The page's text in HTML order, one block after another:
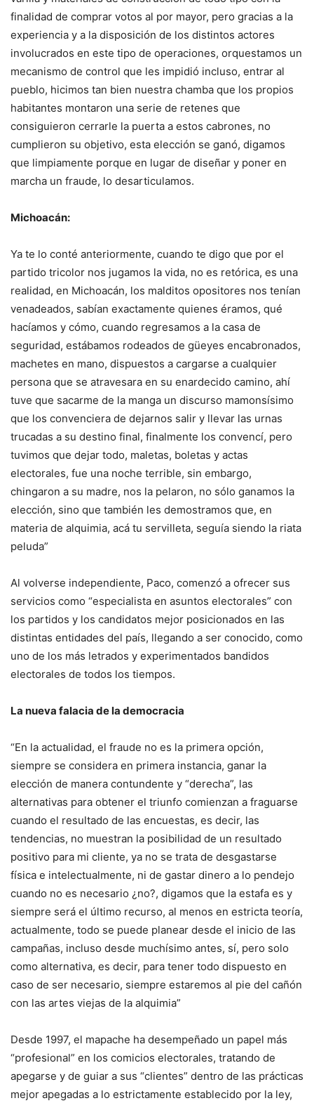
finalidad de comprar votos al por mayor, pero gracias a la
experiencia y a la disposición de los distintos actores
involucrados en este tipo de operaciones, orquestamos un
mecanismo de control que les impidió incluso, entrar al
pueblo, hicimos tan bien nuestra chamba que los propios
habitantes montaron una serie de retenes que
consiguieron cerrarle la puerta a estos cabrones, no
cumplieron su objetivo, esta elección se ganó, digamos
que limpiamente porque en lugar de diseñar y poner en
marcha un fraude, lo desarticulamos.
Michoacán:
Ya te lo conté anteriormente, cuando te digo que por el
partido tricolor nos jugamos la vida, no es retórica, es una
realidad, en Michoacán, los malditos opositores nos tenían
venadeados, sabían exactamente quienes éramos, qué
hacíamos y cómo, cuando regresamos a la casa de
seguridad, estábamos rodeados de güeyes encabronados,
machetes en mano, dispuestos a cargarse a cualquier
persona que se atravesara en su enardecido camino, ahí
tuve que sacarme de la manga un discurso mamonsísimo
que los convenciera de dejarnos salir y llevar las urnas
trucadas a su destino final, finalmente los convencí, pero
tuvimos que dejar todo, maletas, boletas y actas
electorales, fue una noche terrible, sin embargo,
chingaron a su madre, nos la pelaron, no sólo ganamos la
elección, sino que también les demostramos que, en
materia de alquimia, acá tu servilleta, seguía siendo la riata
peluda”
Al volverse independiente, Paco, comenzó a ofrecer sus
servicios como “especialista en asuntos electorales” con
los partidos y los candidatos mejor posicionados en las
distintas entidades del país, llegando a ser conocido, como
uno de los más letrados y experimentados bandidos
electorales de todos los tiempos.
La nueva falacia de la democracia
“En la actualidad, el fraude no es la primera opción,
siempre se considera en primera instancia, ganar la
elección de manera contundente y “derecha”, las
alternativas para obtener el triunfo comienzan a fraguarse
cuando el resultado de las encuestas, es decir, las
tendencias, no muestran la posibilidad de un resultado
positivo para mi cliente, ya no se trata de desgastarse
física e intelectualmente, ni de gastar dinero a lo pendejo
cuando no es necesario ¿no?, digamos que la estafa es y
siempre será el último recurso, al menos en estricta teoría,
actualmente, todo se puede planear desde el inicio de las
campañas, incluso desde muchísimo antes, sí, pero solo
como alternativa, es decir, para tener todo dispuesto en
caso de ser necesario, siempre estaremos al pie del cañón
con las artes viejas de la alquimia”
Desde 1997, el mapache ha desempeñado un papel más
“profesional” en los comicios electorales, tratando de
apegarse y de guiar a sus “clientes” dentro de las prácticas
mejor apegadas a lo estrictamente establecido por la ley,